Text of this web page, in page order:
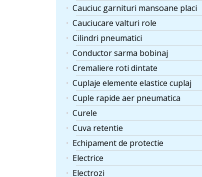
Cauciuc garnituri mansoane placi
Cauciucare valturi role
Cilindri pneumatici
Conductor sarma bobinaj
Cremaliere roti dintate
Cuplaje elemente elastice cuplaj
Cuple rapide aer pneumatica
Curele
Cuva retentie
Echipament de protectie
Electrice
Electrozi